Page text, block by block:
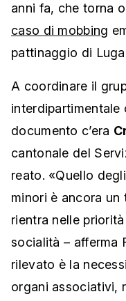
anni fa, che torna
caso di mobbing
pattinaggio di
A coordinare il
documento c’era
cantonale del
reato. «Quello
minori è ancora un
rientra nelle
socialità – afferma
rilevato è la
organi associativi,